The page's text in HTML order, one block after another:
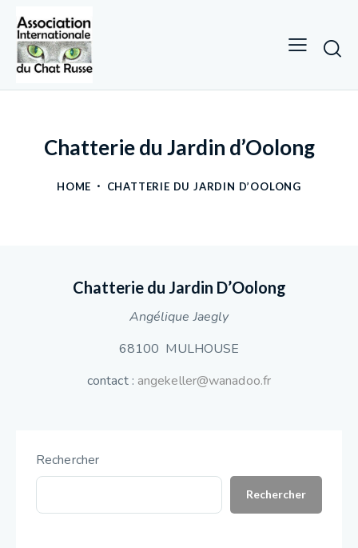
Chatterie du Jardin d’Oolong
HOME CHATTERIE DU JARDIN D’OOLONG
Chatterie du Jardin D’Oolong
Angélique Jaegly
68100 MULHOUSE
contact : angekeller@wanadoo.fr
Rechercher
Rechercher